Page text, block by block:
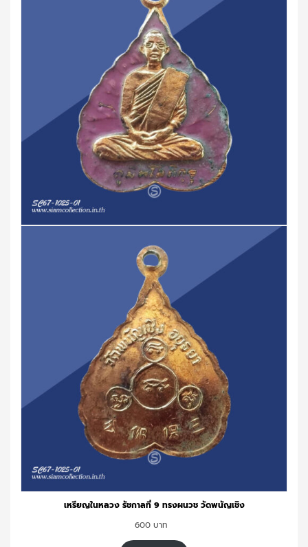
เหรียญในหลวง รัชกาลที่ 9 ทรงผนวช วัดพนัญเชิง
600